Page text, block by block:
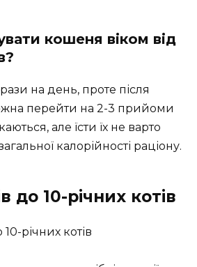
кошеня віком від
на день, проте після
перейти на 2-3 прийоми
але їсти їх не варто
калорійності раціону.
до 10-річних котів